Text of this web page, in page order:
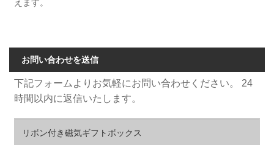
えます。
お問い合わせを送信
下記フォームよりお気軽にお問い合わせください。 24
時間以内に返信いたします。